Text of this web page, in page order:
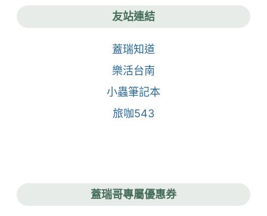
友站連結
蓋瑞知道
樂活台南
小蟲筆記本
旅咖543
蓋瑞哥專屬優惠券